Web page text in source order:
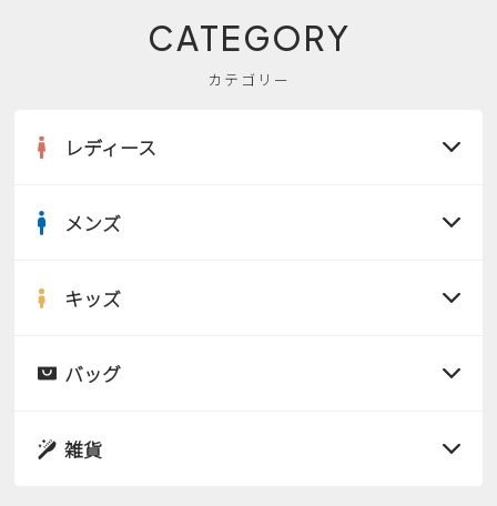
CATEGORY
カテゴリー
レディース
サンダル
スニーカー
メンズ
サンダル
キッズ
サンダル
バッグ
雑貨